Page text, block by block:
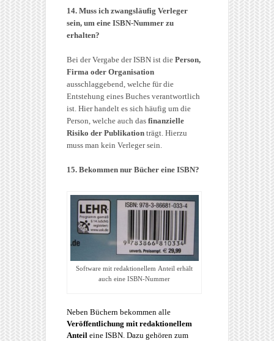
14. Muss ich zwangsläufig Verleger
sein, um eine ISBN-Nummer zu
erhalten?
Bei der Vergabe der ISBN ist die Person,
Firma oder Organisation
ausschlaggebend, welche für die
Entstehung eines Buches verantwortlich
ist. Hier handelt es sich häufig um die
Person, welche auch das finanzielle
Risiko der Publikation trägt. Hierzu
muss man kein Verleger sein.
15. Bekommen nur Bücher eine ISBN?
Software mit redaktionellem Anteil erhält
auch eine ISBN-Nummer
Neben Büchern bekommen alle
Veröffentlichung mit redaktionellem
Anteil eine ISBN. Dazu gehören zum